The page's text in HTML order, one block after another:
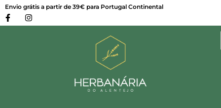
Envio grátis a partir de 39€ para Portugal Continental